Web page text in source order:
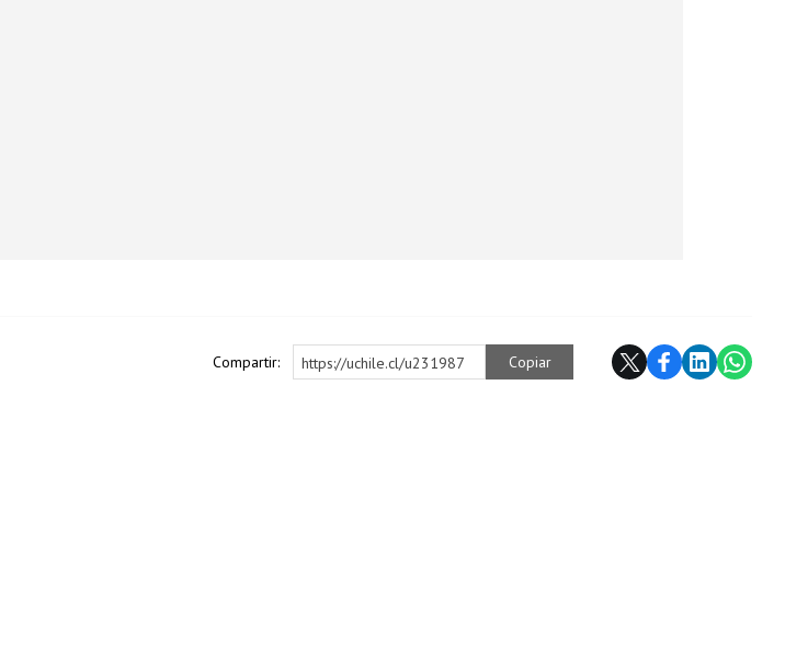
Compartir: https://uchile.cl/u231987 Copiar